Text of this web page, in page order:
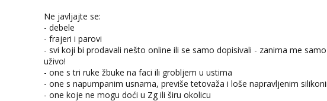
Ne javljajte se:
- debele
- frajeri i parovi
- svi koji bi prodavali nešto online ili se samo dopisivali - zanima me
uživo!
- one s tri ruke žbuke na faci ili grobljem u ustima
- one s napumpanim usnama, previše tetovaža i loše napravljenim
- one koje ne mogu doći u Zg ili širu okolicu